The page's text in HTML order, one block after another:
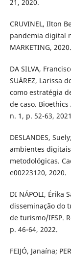
21, 2020.
CRUVINEL, Ilton
pandemia digital
MARKETING, 2020.
DA SILVA,
SUÁREZ, Larissa
como estratégia
de caso.
n. 1, p. 52-63,
DESLANDES,
ambientes
metodológicas.
e00223120, 2020.
DI NÁPOLI, Érika
disseminação do
de turismo/IFSP.
p. 46-64, 2022.
FEIJÓ, Janaína;